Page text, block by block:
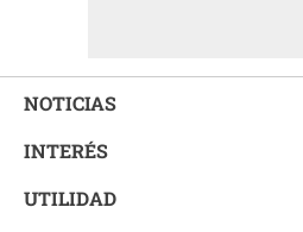
NOTICIAS
INTERÉS
UTILIDAD